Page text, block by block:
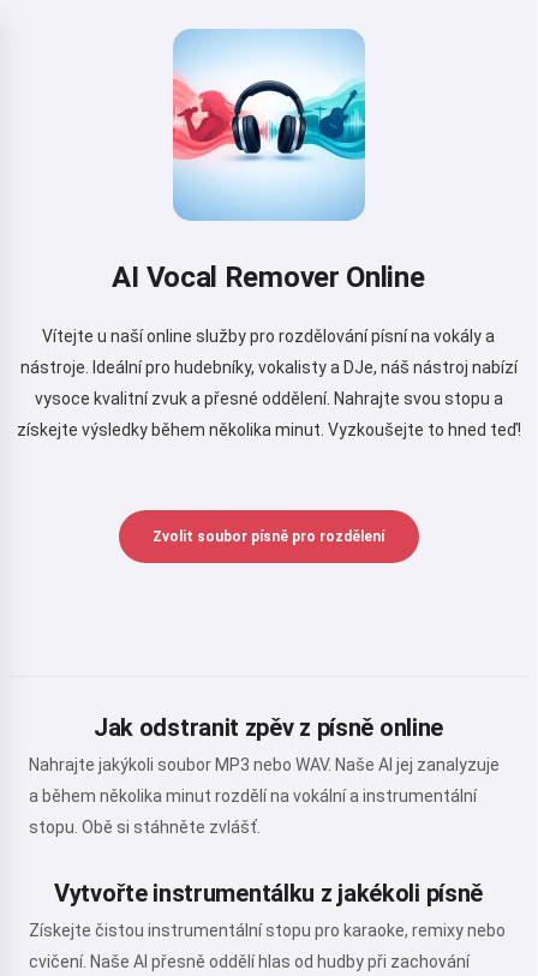
AI Vocal Remover Online
Vítejte u naší online služby pro rozdělování písní na vokály a
nástroje. Ideální pro hudebníky, vokalisty a DJe, náš nástroj nabízí
vysoce kvalitní zvuk a přesné oddělení. Nahrajte svou stopu a
získejte výsledky během několika minut. Vyzkoušejte to hned teď!
Zvolit soubor písně pro rozdělení
Jak odstranit zpěv z písně online
Nahrajte jakýkoli soubor MP3 nebo WAV. Naše AI jej zanalyzuje
a během několika minut rozdělí na vokální a instrumentální
stopu. Obě si stáhněte zvlášť.
Vytvořte instrumentálku z jakékoli písně
Získejte čistou instrumentální stopu pro karaoke, remixy nebo
cvičení. Naše AI přesně oddělí hlas od hudby při zachování